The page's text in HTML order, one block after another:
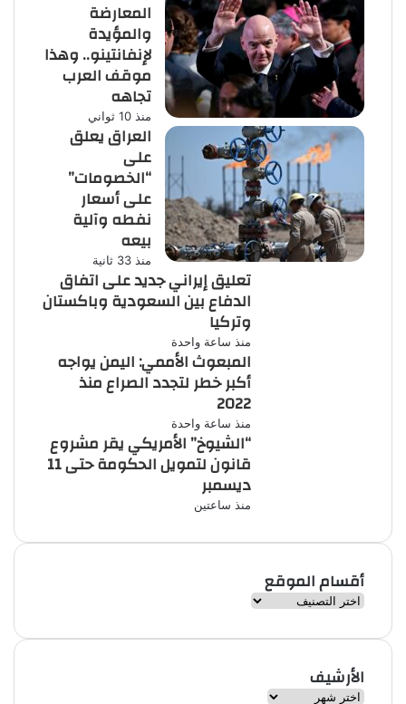
المعارضة
والمؤيدة
لإنفانتينو.. وهذا
موقف العرب
تجاهه
منذ 10 ثواني
العراق يعلق
على
“الخصومات”
على أسعار
نفطه وآلية
بيعه
منذ 33 ثانية
تعليق إيراني جديد على اتفاق
الدفاع بين السعودية وباكستان
وتركيا
منذ ساعة واحدة
المبعوث الأممي: اليمن يواجه
أكبر خطر لتجدد الصراع منذ
2022
منذ ساعة واحدة
“الشيوخ” الأمريكي يقر مشروع
قانون لتمويل الحكومة حتى 11
ديسمبر
منذ ساعتين
أقسام الموقع
س
م
ا
الأرشيف